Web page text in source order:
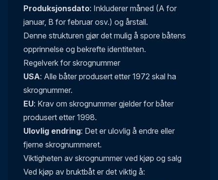
Produksjonsdato: Inkluderer måned (A for
januar, B for februar osv.) og årstall.
Denne strukturen gjør det mulig å spore båtens
opprinnelse og bekrefte identiteten.
Regelverk for skrognummer
USA: Alle båter produsert etter 1972 skal ha
skrognummer.
EU: Krav om skrognummer gjelder for båter
produsert etter 1998.
Ulovlig endring: Det er ulovlig å endre eller
fjerne skrognummeret.
Viktigheten av skrognummer ved kjøp og salg
Ved kjøp av bruktbåt er det viktig å: